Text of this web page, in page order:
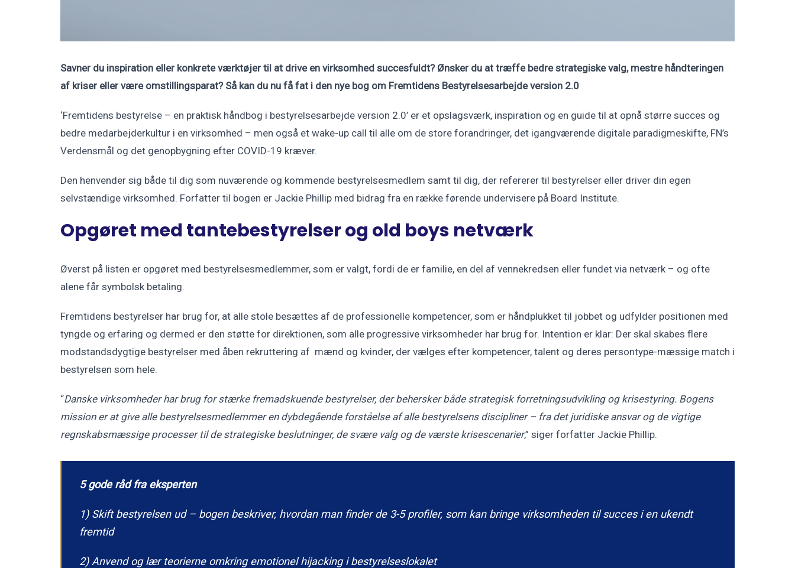
Savner du inspiration eller konkrete værktøjer til at drive en virksomhed succesfuldt? Ønsker du at træffe bedre strategiske valg, mestre håndteringen
af kriser eller være omstillingsparat? Så kan du nu få fat i den nye bog om Fremtidens Bestyrelsesarbejde version 2.0
‘Fremtidens bestyrelse – en praktisk håndbog i bestyrelsesarbejde version 2.0’ er et opslagsværk, inspiration og en guide til at opnå større succes og
bedre medarbejderkultur i en virksomhed – men også et wake-up call til alle om de store forandringer, det igangværende digitale paradigmeskifte, FN’s
Verdensmål og det genopbygning efter COVID-19 kræver.
Den henvender sig både til dig som nuværende og kommende be­styrelsesmedlem samt til dig, der refererer til bestyrelser eller driver din egen
selvstændige virksomhed. Forfatter til bogen er Jackie Phillip med bidrag fra en række førende undervisere på Board Institute.
Opgøret med tantebestyrelser og old boys netværk
Øverst på listen er opgøret med bestyrelsesmedlemmer, som er valgt, fordi de er familie, en del af vennekredsen eller fundet via netværk – og ofte
alene får symbolsk betaling.
Fremtidens bestyrelser har brug for, at alle stole besættes af de professionelle kompetencer, som er håndplukket til jobbet og udfylder positionen med
tyngde og erfaring og dermed er den støtte for direktionen, som alle progressive virksomheder har brug for. Intention er klar: Der skal skabes flere
modstandsdygtige bestyrelser med åben rekruttering af mænd og kvinder, der vælges efter kompetencer, talent og deres persontype-mæssige match i
bestyrelsen som hele.
“Danske virksomheder har brug for stærke fremadskuende bestyrelser, der behersker både strategisk forretningsudvikling og krisestyring. Bogens
mission er at give alle bestyrelsesmedlemmer en dybdegående forståelse af alle bestyrelsens discipliner – fra det juridiske ansvar og de vigtige
regnskabsmæssige processer til de strategiske beslutninger, de svære valg og de værste krisescenarier,” siger forfatter Jackie Phillip.
5 gode råd fra eksperten
1) Skift bestyrelsen ud – bogen beskriver, hvordan man finder de 3-5 profiler, som kan bringe virksomheden til succes i en ukendt
fremtid
2) Anvend og lær teorierne omkring emotionel hijacking i bestyrelseslokalet